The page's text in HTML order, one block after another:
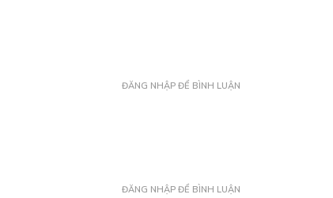
ĐĂNG NHẬP ĐỂ BÌNH LUẬN
ĐĂNG NHẬP ĐỂ BÌNH LUẬN